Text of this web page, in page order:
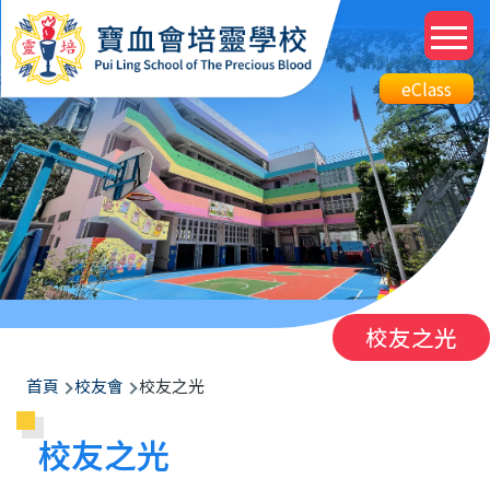
移至主內容
Top
eClass
Btn
eClass
校友之光
導
航
連
首頁 校友會 校友之光
校友之光